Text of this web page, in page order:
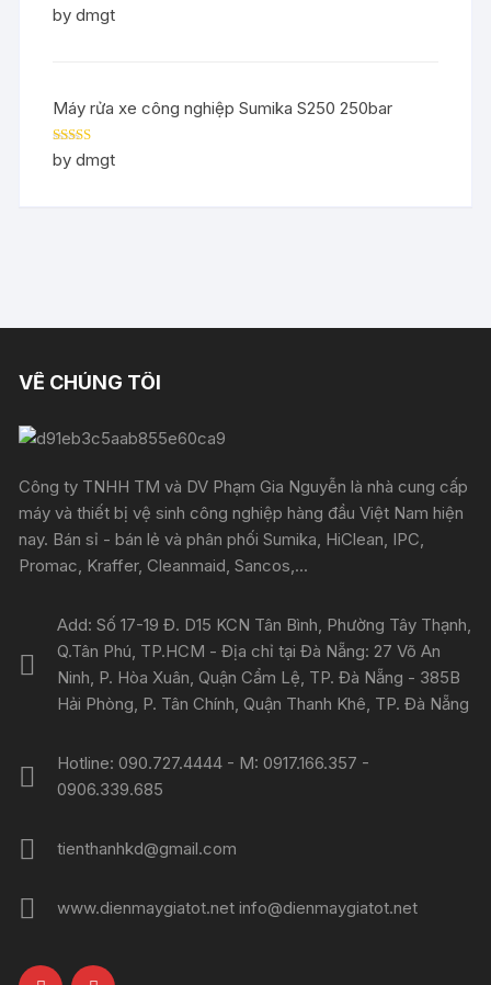
Rated5out
of 5
by dmgt
Máy rửa xe công nghiệp Sumika S250 250bar
Rated5out
of 5
by dmgt
VỀ CHÚNG TÔI
Công ty TNHH TM và DV Phạm Gia Nguyễn là nhà cung cấp
máy và thiết bị vệ sinh công nghiệp hàng đầu Việt Nam hiện
nay. Bán sỉ - bán lẻ và phân phối Sumika, HiClean, IPC,
Promac, Kraffer, Cleanmaid, Sancos,...
Add: Số 17-19 Đ. D15 KCN Tân Bình, Phường Tây Thạnh,
Q.Tân Phú, TP.HCM - Địa chỉ tại Đà Nẵng: 27 Võ An
Ninh, P. Hòa Xuân, Quận Cẩm Lệ, TP. Đà Nẵng - 385B
Hải Phòng, P. Tân Chính, Quận Thanh Khê, TP. Đà Nẵng
Hotline: 090.727.4444 - M: 0917.166.357 -
0906.339.685
tienthanhkd@gmail.com
www.dienmaygiatot.net info@dienmaygiatot.net